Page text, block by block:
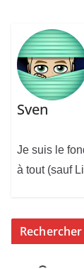
Sven
Je suis le
à tout (sauf
Rechercher